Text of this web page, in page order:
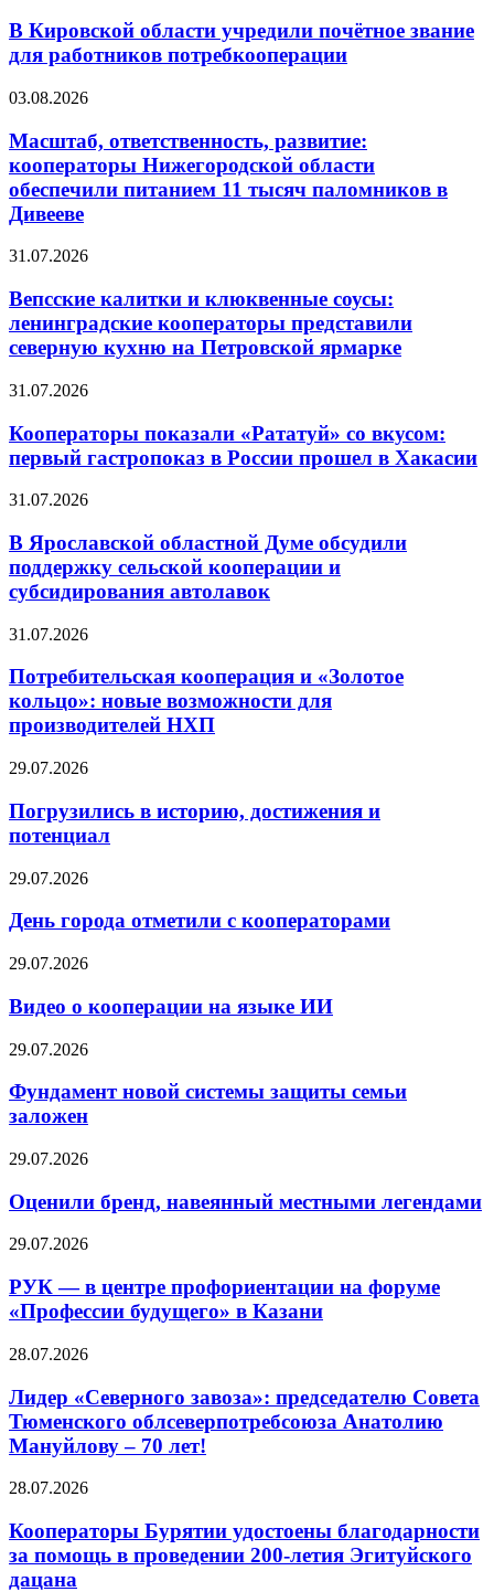
В Кировской области учредили почётное звание
для работников потребкооперации
03.08.2026
Масштаб, ответственность, развитие:
кооператоры Нижегородской области
обеспечили питанием 11 тысяч паломников в
Дивееве
31.07.2026
Вепсские калитки и клюквенные соусы:
ленинградские кооператоры представили
северную кухню на Петровской ярмарке
31.07.2026
Кооператоры показали «Рататуй» со вкусом:
первый гастропоказ в России прошел в Хакасии
31.07.2026
В Ярославской областной Думе обсудили
поддержку сельской кооперации и
субсидирования автолавок
31.07.2026
Потребительская кооперация и «Золотое
кольцо»: новые возможности для
производителей НХП
29.07.2026
Погрузились в историю, достижения и
потенциал
29.07.2026
День города отметили с кооператорами
29.07.2026
Видео о кооперации на языке ИИ
29.07.2026
Фундамент новой системы защиты семьи
заложен
29.07.2026
Оценили бренд, навеянный местными легендами
29.07.2026
РУК — в центре профориентации на форуме
«Профессии будущего» в Казани
28.07.2026
Лидер «Северного завоза»: председателю Совета
Тюменского облсеверпотребсоюза Анатолию
Мануйлову – 70 лет!
28.07.2026
Кооператоры Бурятии удостоены благодарности
за помощь в проведении 200-летия Эгитуйского
дацана